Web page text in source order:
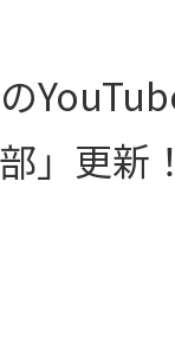
」更新！